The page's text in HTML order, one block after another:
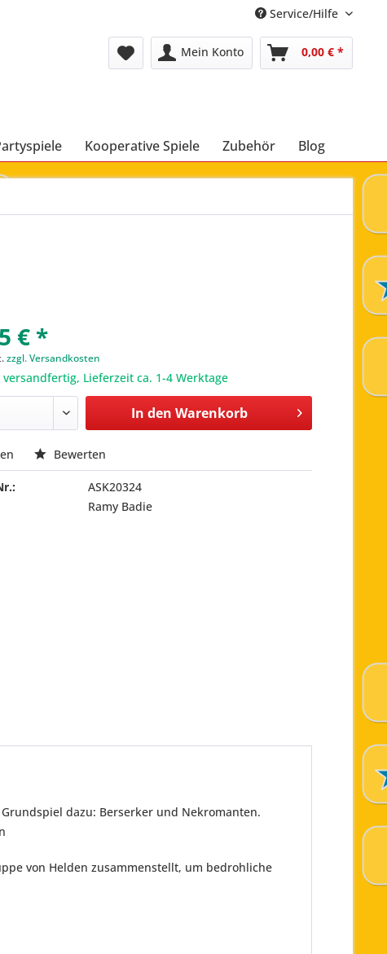
Service/Hilfe
Mein Konto 0,00 € *
Kooperative Spiele Zubehör Blog
€ *
zzgl. Versandkosten
versandfertig, Lieferzeit ca. 1-4 Werktage
In den Warenkorb
Bewerten
ASK20324
Ramy Badie
dazu: Berserker und Nekromanten.
von Helden zusammenstellt, um bedrohliche